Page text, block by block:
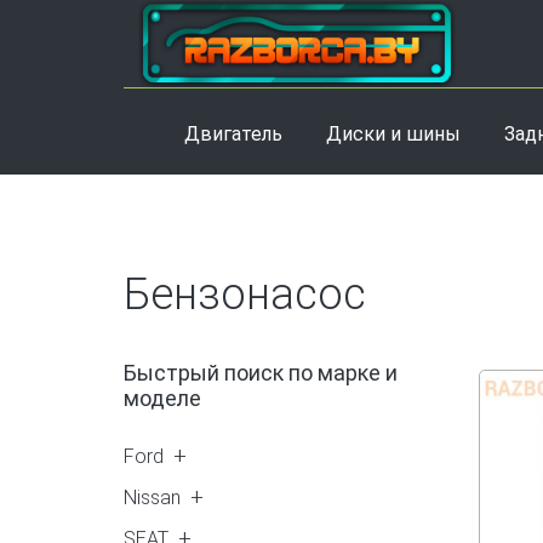
Двигатель Диски и шины
Бензонасос
Быстрый поиск по марке и
моделе
Ford
Nissan